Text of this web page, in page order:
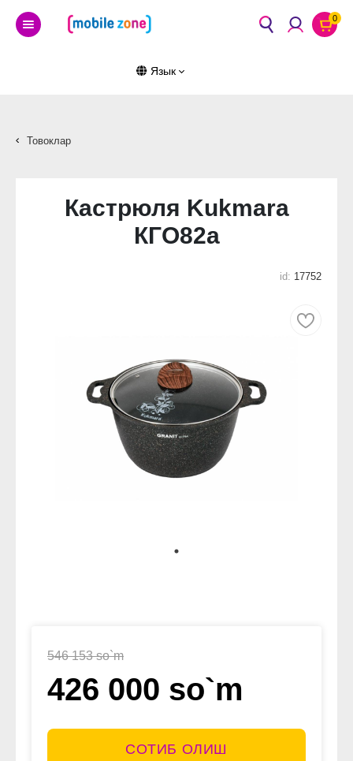
0
Язык
Товоклар
Кастрюля Kukmara
КГО82а
id: 17752
546 153 so`m
426 000 so`m
СОТИБ ОЛИШ